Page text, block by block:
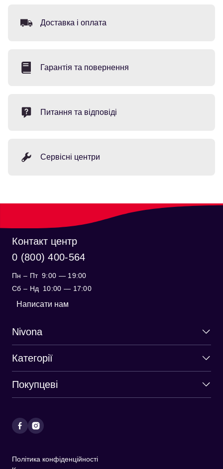
Доставка і оплата
Гарантія та повернення
Питання та відповіді
Сервісні центри
Контакт центр
0 (800) 400-564
Пн – Пт 9:00 — 19:00
Cб – Нд
10:00 — 17:00
Написати нам
Nivona
Категорії
Покупцеві
Політика конфіденційності